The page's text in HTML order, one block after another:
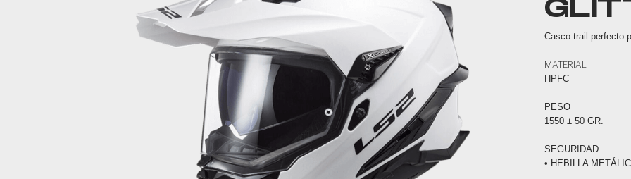
Casco trail perfecto
MATERIAL
HPFC
PESO
1550 ± 50 GR.
SEGURIDAD
• HEBILLA